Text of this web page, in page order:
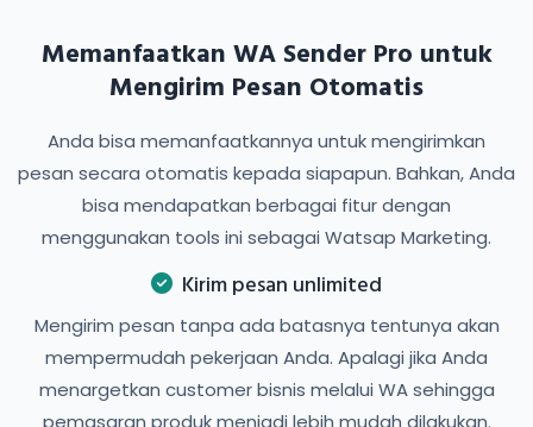
Memanfaatkan WA Sender Pro untuk
Mengirim Pesan Otomatis
Anda bisa memanfaatkannya untuk mengirimkan
pesan secara otomatis kepada siapapun. Bahkan, Anda
bisa mendapatkan berbagai fitur dengan
menggunakan tools ini sebagai Watsap Marketing.
Kirim pesan unlimited
Mengirim pesan tanpa ada batasnya tentunya akan
mempermudah pekerjaan Anda. Apalagi jika Anda
menargetkan customer bisnis melalui WA sehingga
pemasaran produk menjadi lebih mudah dilakukan.